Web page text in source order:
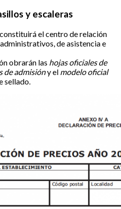
y escaleras
el centro de relación
de asistencia e
obrarán las hojas oficiales de
de admisióny el modelo oficial
sellado.